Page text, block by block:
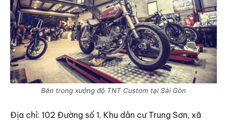
Bên trong xưởng độ TNT Custom tại Sài Gòn
Địa chỉ: 102 Đường số 1, Khu dân cư Trung Sơn, xã